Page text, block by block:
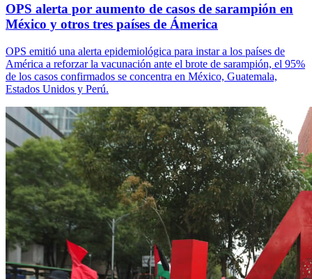
OPS alerta por aumento de casos de sarampión en
México y otros tres países de Ámerica
OPS emitió una alerta epidemiológica para instar a los países de
América a reforzar la vacunación ante el brote de sarampión, el 95%
de los casos confirmados se concentra en México, Guatemala,
Estados Unidos y Perú.